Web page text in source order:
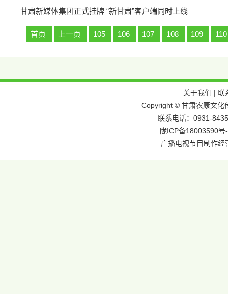
甘肃新媒体集团正式挂牌 “新甘肃”客户端同时上线
首页 上一页 105 106 107 108 109 110
关于我们 | 联
Copyright © 甘肃农康文化
联系电话：0931-
陇ICP备18003590号
广播电视节目制作